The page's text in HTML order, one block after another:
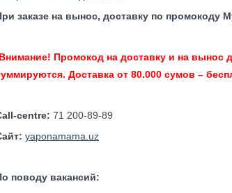
заказе на вынос, доставку по промокоду
Промокод на доставку и на вынос
Доставка от 80.000 сумов –
centre: 71 200-89-89
yaponamama.uz
поводу вакансий: